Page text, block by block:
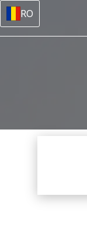
RO